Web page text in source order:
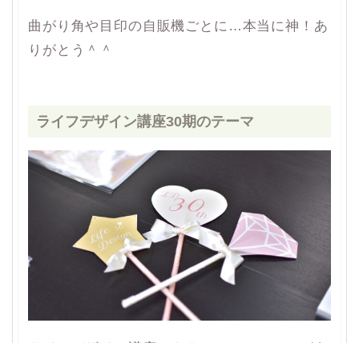
曲がり角や目印の自販機ごとに…本当に神！あ
りがとう＾＾
ライフデザイン講座30期のテーマ